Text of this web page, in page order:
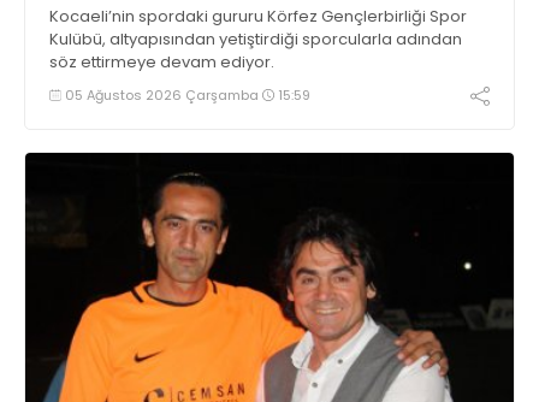
Kocaeli’nin spordaki gururu Körfez Gençlerbirliği Spor
Kulübü, altyapısından yetiştirdiği sporcularla adından
söz ettirmeye devam ediyor.
05 Ağustos 2026 Çarşamba 15:59